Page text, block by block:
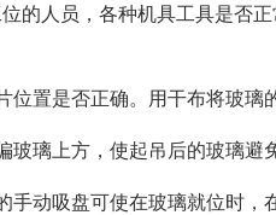
的人员，各种机具工具是否
置是否正确。用干布将玻璃
璃上方，使起吊后的玻璃避
动吸盘可使在玻璃就位时，